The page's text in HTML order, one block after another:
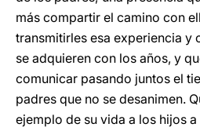
más compartir el camino con
transmitirles esa experiencia y
se adquieren con los años, y
comunicar pasando juntos el
padres que no se desanimen.
ejemplo de su vida a los hijos